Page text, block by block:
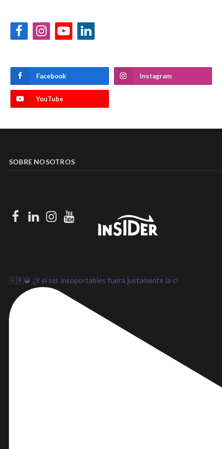
FacebookInstagramYouTubeLinkedIn
Facebook Instagram
YouTube
SOBRE NOSOTROS
Facebook
LinkedInInstagram
Youtube
🇦🇷🥃 ¿Y si ser insoportables fuera justamente la cl